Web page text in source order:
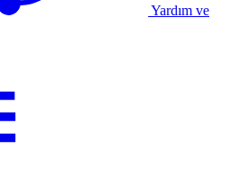
Yardım ve